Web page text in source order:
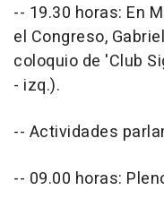
-- 19.30 horas: En
el Congreso,
coloquio de 'Club
- izq.).
-- Actividades
-- 09.00 horas: